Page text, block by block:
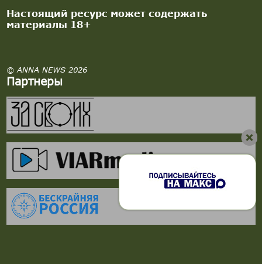
Настоящий ресурс может содержать
материалы 18+
© ANNA NEWS 2026
Партнеры